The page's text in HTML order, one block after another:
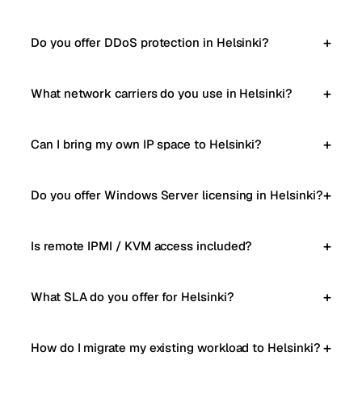
Do you offer DDoS protection in Helsinki?
What network carriers do you use in Helsinki?
Can I bring my own IP space to Helsinki?
Do you offer Windows Server licensing in Helsinki?
Is remote IPMI / KVM access included?
What SLA do you offer for Helsinki?
How do I migrate my existing workload to Helsinki?